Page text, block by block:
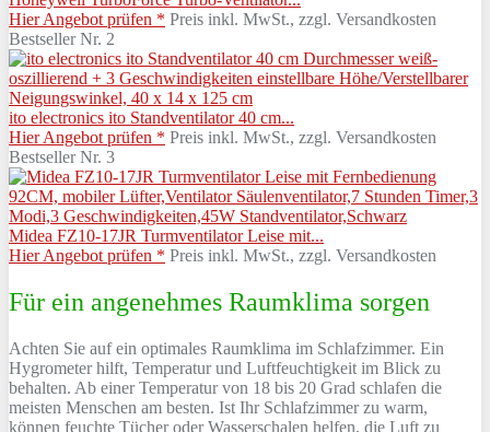
Hier Angebot prüfen * Preis inkl. MwSt., zzgl. Versandkosten
Bestseller Nr. 2
ito electronics ito Standventilator 40 cm...
Hier Angebot prüfen * Preis inkl. MwSt., zzgl. Versandkosten
Bestseller Nr. 3
Midea FZ10-17JR Turmventilator Leise mit...
Hier Angebot prüfen * Preis inkl. MwSt., zzgl. Versandkosten
Für ein angenehmes Raumklima sorgen
Achten Sie auf ein optimales Raumklima im Schlafzimmer. Ein
Hygrometer hilft, Temperatur und Luftfeuchtigkeit im Blick zu
behalten. Ab einer Temperatur von 18 bis 20 Grad schlafen die
meisten Menschen am besten. Ist Ihr Schlafzimmer zu warm,
können feuchte Tücher oder Wasserschalen helfen, die Luft zu